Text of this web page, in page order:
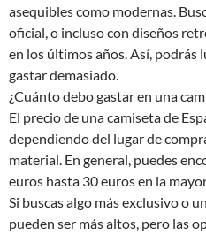
asequibles como modernas.
oficial, o incluso con diseños
en los últimos años. Así, podrás
gastar demasiado.
¿Cuánto debo gastar en una
El precio de una camiseta de
dependiendo del lugar de
material. En general, puedes
euros hasta 30 euros en la
Si buscas algo más exclusivo o
pueden ser más altos, pero las